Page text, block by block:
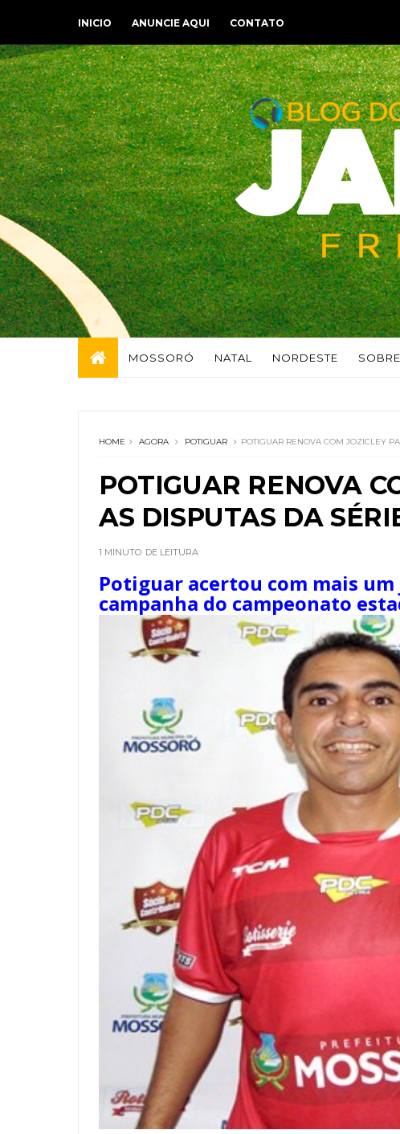
INICIO ANUNCIE AQUI CONTATO
MOSSORÓ NATAL NORDESTE SOBRE
HOME AGORA POTIGUAR POTIGUAR RENOVA COM JOZICLEY
POTIGUAR RENOVA
AS DISPUTAS DA
1 MINUTO DE LEITURA
Potiguar acertou com mais
campanha do campeonato